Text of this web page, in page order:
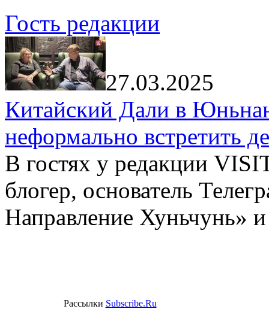
Гость редакции
27.03.2025
Китайский Дали в
неформально встретить
В гостях у редакции
блогер, основатель
Направление Хуньчунь»
Рассылки Subscribe.Ru